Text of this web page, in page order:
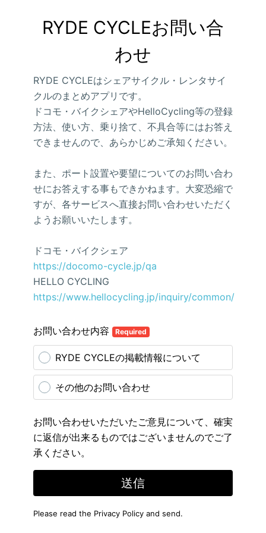
RYDE CYCLEお問い合
わせ
RYDE CYCLEはシェアサイクル・レンタサイ
クルのまとめアプリです。
ドコモ・バイクシェアやHelloCycling等の登録
方法、使い方、乗り捨て、不具合等にはお答え
できませんので、あらかじめご承知ください。
また、ポート設置や要望についてのお問い合わ
せにお答えする事もできかねます。大変恐縮で
すが、各サービスへ直接お問い合わせいただく
ようお願いいたします。
ドコモ・バイクシェア
https://docomo-cycle.jp/qa
HELLO CYCLING
https://www.hellocycling.jp/inquiry/common/
お問い合わせ内容 Required
RYDE CYCLEの掲載情報について
その他のお問い合わせ
お問い合わせいただいたご意見について、確実
に返信が出来るものではございませんのでご了
承ください。
送信
Please read the Privacy Policy and send.